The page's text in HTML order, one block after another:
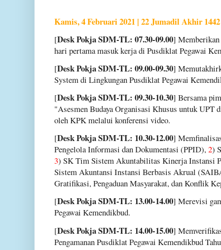
Kamis, 4 Februari 2021 | 22 Jumadil Akhir 1442
[Desk Pokja SDM-TL: 07.30-09.00] Memberikan
hari pertama masuk kerja di Pusdiklat Pegawai
[Desk Pokja SDM-TL: 09.00-09.30]
System di Lingkungan Pusdiklat Pegawai
[Desk Pokja SDM-TL: 09.30-10.30] Bersama
"Asesmen Budaya Organisasi Khusus untuk UPT
oleh KPK melalui konferensi video.
[Desk Pokja SDM-TL: 10.30-12.00]
Pengelola Informasi dan Dokumentasi (PPID),2)
3) SK Tim Sistem Akuntabilitas Kinerja Instansi
Sistem Akuntansi Instansi Berbasis Akrual
Gratifikasi, Pengaduan Masyarakat, dan Konflik
[Desk Pokja SDM-TL: 13.00-14.00] Merevisi
Pegawai Kemendikbud.
[Desk Pokja SDM-TL: 14.00-15.00]
Pengamanan Pusdiklat Pegawai Kemendikbud